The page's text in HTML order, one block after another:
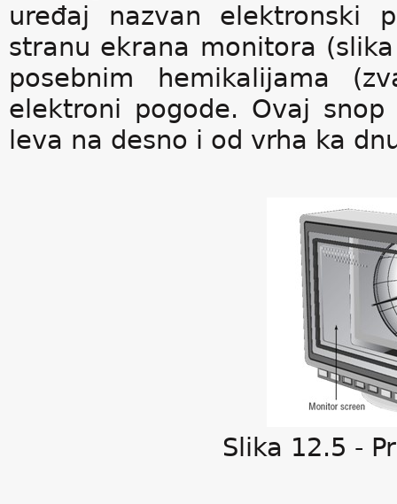
uređaj nazvan elektronski
stranu ekrana monitora
posebnim hemikalijama
elektroni pogode. Ovaj
leva na desno i od vrha ka
Slika 12.5 -